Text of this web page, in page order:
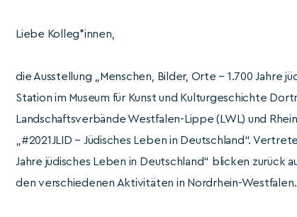
Liebe Kolleg*innen,
die Ausstellung „Menschen, Bilder, Orte – 1.700 Jahre
Station im Museum für Kunst und Kulturgeschichte
Landschaftsverbände Westfalen-Lippe (LWL) und
„#2021JLID – Jüdisches Leben in Deutschland“.
Jahre jüdisches Leben in Deutschland“ blicken zurück
den verschiedenen Aktivitäten in Nordrhein-Westfalen.